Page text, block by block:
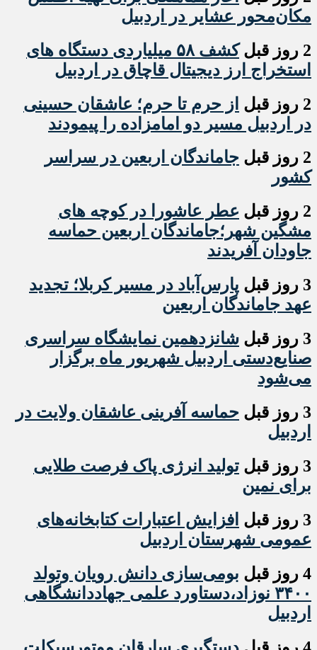
مکان‌محور عشایر در اردبیل
2 روز قبل
کشف ۵۸ میلیاردی دستگاه های
استخراج ارز دیجیتال قاچاق در اردبیل
2 روز قبل
از حرم تا حرم؛ عاشقان حسینی
در اردبیل مسیر دو امامزاده را پیمودند
2 روز قبل
جاماندگان اربعین در سراسر
کشور
2 روز قبل
عطر عاشورا در کوچه های
مشگین شهر؛جاماندگان اربعین حماسه
جاودان آفریدند
3 روز قبل
پارس‌آباد در مسیر کربلا؛ تجدید
عهد جاماندگان اربعین
3 روز قبل
شانزدهمین نمایشگاه سراسری
صنایع‌دستی اردبیل شهریور ماه برگزار
می‌شود
3 روز قبل
حماسه آفرینی عاشقان ولایت در
اردبیل
3 روز قبل
تولید انرژی پاک فرصت طلایی
برای نمین
3 روز قبل
افزایش اعتبارات کتابخانه‌های
عمومی شهرستان اردبیل
4 روز قبل
بومی‌سازی دانش رویان وتولد
۳۴۰۰ نوزاد،دستاورد علمی جهاددانشگاهی
اردبیل